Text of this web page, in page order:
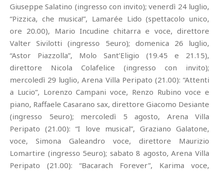
Giuseppe Salatino (ingresso con invito); venerdì 24 luglio,
“Pizzica, che musica!”, Lamarée Lido (spettacolo unico,
ore 20.00), Mario Incudine chitarra e voce, direttore
Valter Sivilotti (ingresso 5euro); domenica 26 luglio,
“Astor Piazzolla”, Molo Sant’Eligio (19.45 e 21.15),
direttore Nicola Colafelice (ingresso con invito);
mercoledì 29 luglio, Arena Villa Peripato (21.00): “Attenti
a Lucio”, Lorenzo Campani voce, Renzo Rubino voce e
piano, Raffaele Casarano sax, direttore Giacomo Desiante
(ingresso 5euro); mercoledì 5 agosto, Arena Villa
Peripato (21.00): “I love musical”, Graziano Galatone,
voce, Simona Galeandro voce, direttore Maurizio
Lomartire (ingresso 5euro); sabato 8 agosto, Arena Villa
Peripato (21.00): “Bacarach Forever”, Karima voce,